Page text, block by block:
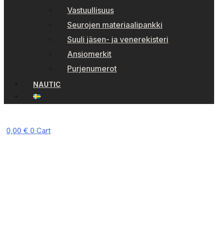
Vastuullisuus
Seurojen materiaalipankki
Suuli jäsen- ja venerekisteri
Ansiomerkit
Purjenumerot
NAUTIC
0,00 € 0 Cart